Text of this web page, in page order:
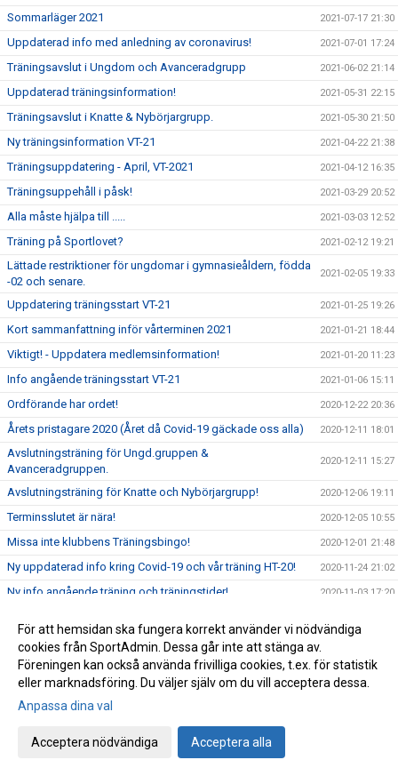
Sommarläger 2021 2021-07-17 21:30
Uppdaterad info med anledning av coronavirus! 2021-07-01 17:24
Träningsavslut i Ungdom och Avanceradgrupp 2021-06-02 21:14
Uppdaterad träningsinformation! 2021-05-31 22:15
Träningsavslut i Knatte & Nybörjargrupp. 2021-05-30 21:50
Ny träningsinformation VT-21 2021-04-22 21:38
Träningsuppdatering - April, VT-2021 2021-04-12 16:35
Träningsuppehåll i påsk! 2021-03-29 20:52
Alla måste hjälpa till ..... 2021-03-03 12:52
Träning på Sportlovet? 2021-02-12 19:21
Lättade restriktioner för ungdomar i gymnasieåldern, födda
-02 och senare.
2021-02-05 19:33
Uppdatering träningsstart VT-21 2021-01-25 19:26
Kort sammanfattning inför vårterminen 2021 2021-01-21 18:44
Viktigt! - Uppdatera medlemsinformation! 2021-01-20 11:23
Info angående träningsstart VT-21 2021-01-06 15:11
Ordförande har ordet! 2020-12-22 20:36
Årets pristagare 2020 (Året då Covid-19 gäckade oss alla) 2020-12-11 18:01
Avslutningsträning för Ungd.gruppen &
Avanceradgruppen.
2020-12-11 15:27
Avslutningsträning för Knatte och Nybörjargrupp! 2020-12-06 19:11
Terminsslutet är nära! 2020-12-05 10:55
Missa inte klubbens Träningsbingo! 2020-12-01 21:48
Ny uppdaterad info kring Covid-19 och vår träning HT-20! 2020-11-24 21:02
Ny info angående träning och träningstider! 2020-11-03 17:20
Beslut om skärpta allmänna råd!
Träning på Höstlovet? 2020-10-25 22:09
Resultat Bohus-dal Cup
Resultat Kroppefjällskampen
Kroppefjällskampen, sönd. 27/9
För att hemsidan ska fungera korrekt använder vi nödvändiga
cookies från SportAdmin. Dessa går inte att stänga av.
Föreningen kan också använda frivilliga cookies, t.ex. för statistik
eller marknadsföring. Du väljer själv om du vill acceptera dessa.
Anpassa dina val
Acceptera nödvändiga Acceptera alla